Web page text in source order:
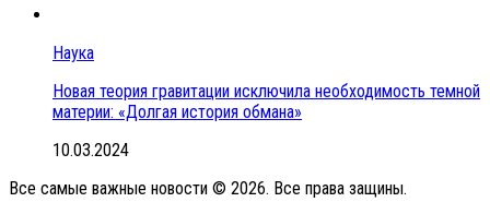
Наука
Новая теория гравитации исключила необходимость темной
материи: «Долгая история обмана»
10.03.2024
Все самые важные новости © 2026. Все права защины.